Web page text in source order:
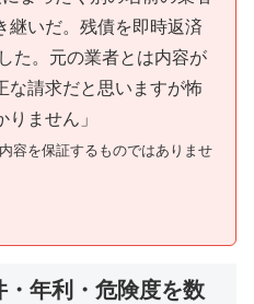
継いだ。残債を即時返済
た。元の業者とは内容が
な請求だと思いますが怖
ません」
容を保証するものではありませ
年利・危険度を数